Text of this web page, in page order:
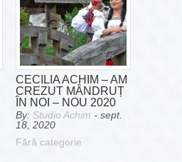
CECILIA ACHIM – AM
CREZUT MÂNDRUȚ
ÎN NOI – NOU 2020
By: Studio Achim - sept.
18, 2020
Fără categorie